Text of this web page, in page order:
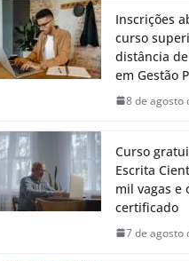
Inscrições
curso
distância
em Gestão
8 de agosto
Curso
Escrita
mil vagas e
certificado
7 de agosto